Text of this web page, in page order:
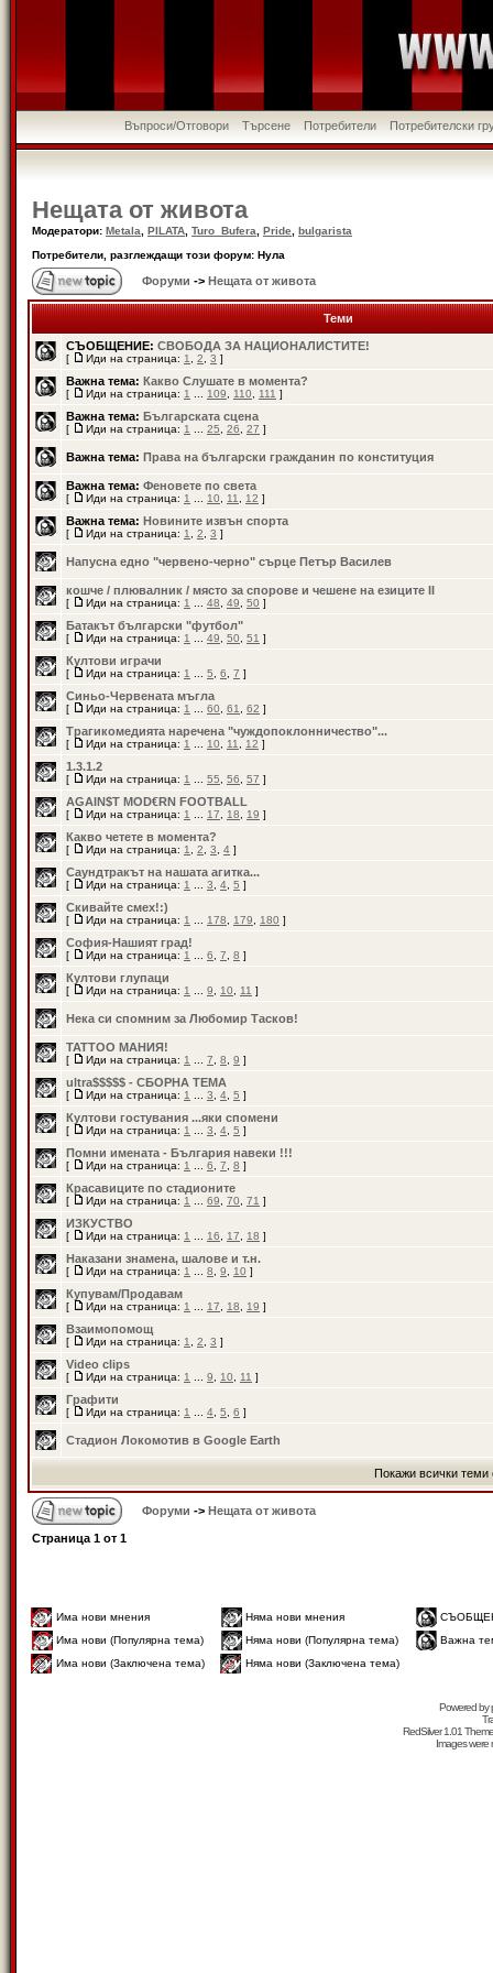
Въпроси/Отговори Търсене Потребители Потребителски
Нещата от живота
Модератори: Metala PILATA Turo_Bufera Pride
bulgarista
Потребители, разглеждащи този форум: Нула
Форуми -> Нещата от живота
Теми
СЪОБЩЕНИЕ: СВОБОДА ЗА НАЦИОНАЛИСТИТЕ!
[ Иди на страница: 1 2 3 ]
Важна тема: Какво Слушате в момента?
[ Иди на страница: 1 109 110 111 ]
Важна тема: Българската сцена
[ Иди на страница: 1 25 26 27 ]
Важна тема: Права на български гражданин по конституция
Важна тема: Феновете по света
[ Иди на страница: 1 10 11 12 ]
Важна тема: Новините извън спорта
[ Иди на страница: 1 2 3 ]
Напусна едно "червено-черно" сърце Петър Василев
кошче / плювалник / място за спорове и чешене на езиците II
[ Иди на страница: 1 48 49 50 ]
Батакът български "футбол"
[ Иди на страница: 1 49 50 51 ]
Култови играчи
[ Иди на страница: 1 5 6 7 ]
Синьо-Червената мъгла
[ Иди на страница: 1 60 61 62 ]
Трагикомедията наречена "чуждопоклонничество"...
[ Иди на страница: 1 10 11 12 ]
1.3.1.2
[ Иди на страница: 1 55 56 57 ]
AGAIN$T MOD€RN FOOTBALL
[ Иди на страница: 1 17 18 19 ]
Какво четете в момента?
[ Иди на страница: 1 2 3 4 ]
Саундтракът на нашата агитка...
[ Иди на страница: 1 3 4 5 ]
Скивайте смех!:)
[ Иди на страница: 1 178 179 180 ]
София-Нашият град!
[ Иди на страница: 1 6 7 8 ]
Култови глупаци
[ Иди на страница: 1 9 10 11 ]
Нека си спомним за Любомир Тасков!
TATTOO МАНИЯ!
[ Иди на страница: 1 7 8 9 ]
ultra$$$$$ - СБОРНА ТЕМА
[ Иди на страница: 1 3 4 5 ]
Култови гостувания ...яки спомени
[ Иди на страница: 1 3 4 5 ]
Помни имената - България навеки !!!
[ Иди на страница: 1 6 7 8 ]
Красавиците по стадионите
[ Иди на страница: 1 69 70 71 ]
ИЗКУСТВО
[ Иди на страница: 1 16 17 18 ]
Наказани знамена, шалове и т.н.
[ Иди на страница: 1 8 9 10 ]
Купувам/Продавам
[ Иди на страница: 1 17 18 19 ]
Взаимопомощ
[ Иди на страница: 1 2 3 ]
Video clips
[ Иди на страница: 1 9 10 11 ]
Графити
[ Иди на страница: 1 4 5 6 ]
Стадион Локомотив в Google Earth
Покажи всички теми
Форуми -> Нещата от живота
Страница 1 от 1
Има нови мнения Няма нови мнения
Има нови (Популярна тема)
Няма нови (Популярна тема)
Важна
Има нови (Заключена тема)
Няма нови (Заключена тема)
Powered by
RedSilver 1.01
Images were